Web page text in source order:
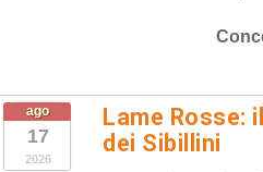
ago
17
2026
Lame Rosse:
dei Sibillini